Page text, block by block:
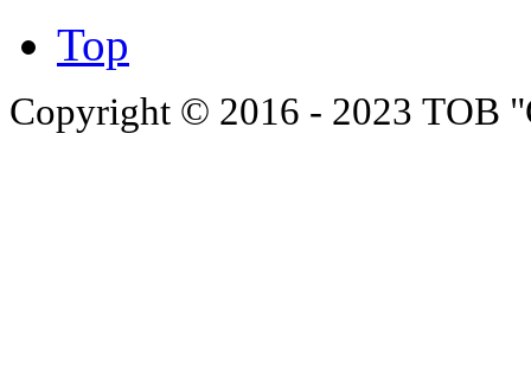
Top
Copyright © 2016 - 2023 ТОВ